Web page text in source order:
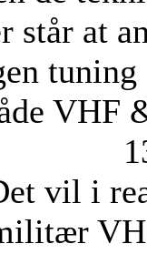
står at
VHF
vil i